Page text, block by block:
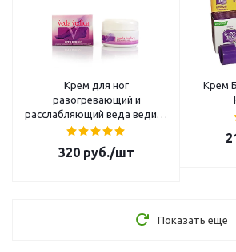
Крем для ног
разогревающий и
расслабляющий веда ведика
(Veda Vedica), 50 гр
320 руб./шт
Крем
Показать еще